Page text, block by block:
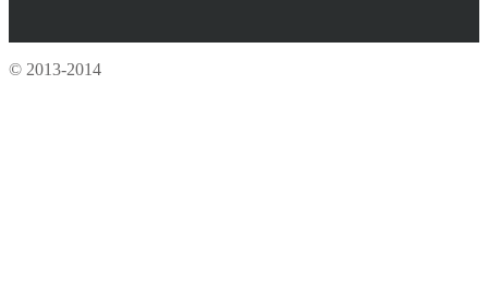
© 2013-2014